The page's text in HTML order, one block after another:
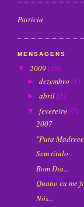
Patrícia
MENSAGENS
▼ 2009(29)
► dezembro (1)
► abril(2)
▼ fevereiro (7)
2007
"Puta
Sem título
Bom Dia...
Quano eu me
Nós...